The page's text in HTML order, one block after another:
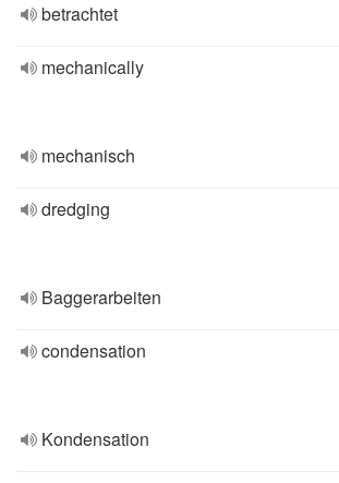
betrachtet
mechanically
mechanisch
dredging
Baggerarbeiten
condensation
Kondensation